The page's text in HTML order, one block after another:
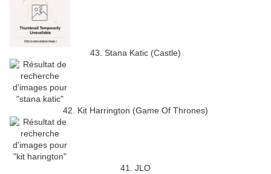
43. Stana Katic (Castle)
42. Kit Harrington (Game Of Thrones)
41. JLO